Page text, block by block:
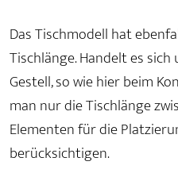
Das Tischmodell hat
Tischlänge. Handelt es
Gestell, so wie hier beim
man nur die Tischlänge
Elementen für die
berücksichtigen.